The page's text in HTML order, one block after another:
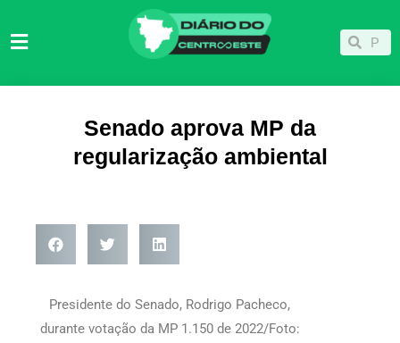
para
Pesquisar
Senado aprova MP da
regularização ambiental
Presidente do Senado, Rodrigo Pacheco,
durante votação da MP 1.150 de 2022/Foto: